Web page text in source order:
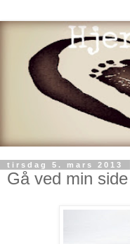
tirsdag 5. mars 2013
Gå ved min side